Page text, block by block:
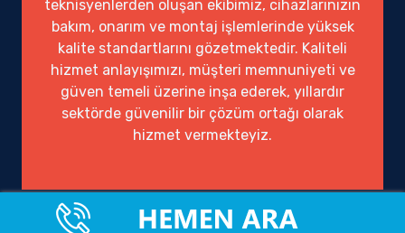
teknisyenlerden oluşan ekibimiz, cihazlarınızın
bakım, onarım ve montaj işlemlerinde yüksek
kalite standartlarını gözetmektedir. Kaliteli
hizmet anlayışımızı, müşteri memnuniyeti ve
güven temeli üzerine inşa ederek, yıllardır
sektörde güvenilir bir çözüm ortağı olarak
hizmet vermekteyiz.